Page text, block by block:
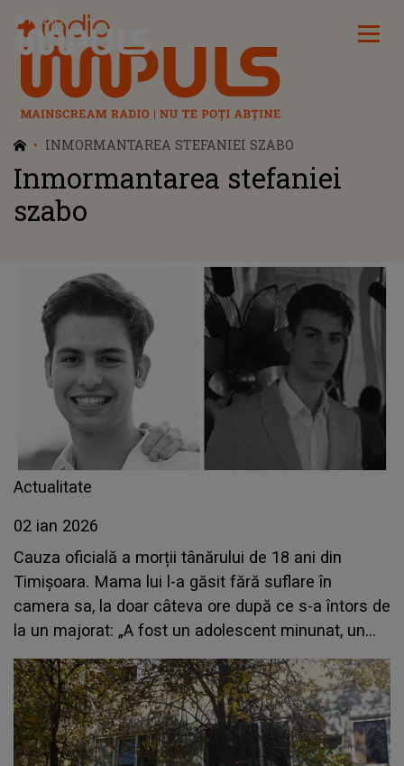
Radio Impuls
INMORMANTAREA STEFANIEI SZABO
Inmormantarea stefaniei
szabo
Actualitate
02 ian 2026
Cauza oficială a morții tânărului de 18 ani din
Timișoara. Mama lui l-a găsit fără suflare în
camera sa, la doar câteva ore după ce s-a întors de
la un majorat: „A fost un adolescent minunat, un
suflet luminos care știa să înveselească pe toată
lumea”